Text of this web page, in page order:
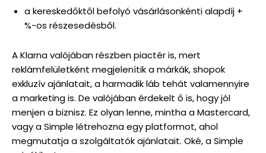
a kereskedőktől befolyó vásárlásonkénti alapdíj +
%-os részesedésből.
A Klarna valójában részben piactér is, mert
reklámfelületként megjelenítik a márkák, shopok
exkluzív ajánlatait, a harmadik láb tehát valamennyire
a marketing is. De valójában érdekelt ő is, hogy jól
menjen a biznisz. Ez olyan lenne, mintha a Mastercard,
vagy a Simple létrehozna egy platformot, ahol
megmutatja a szolgáltatók ajánlatait. Oké, a Simple